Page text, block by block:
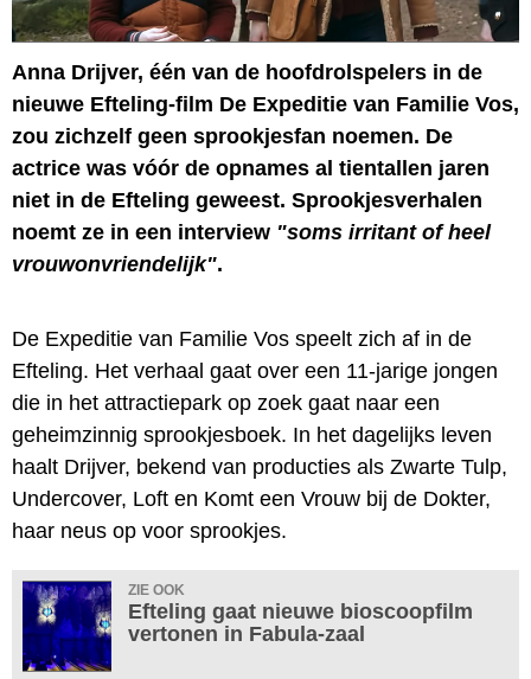
Anna Drijver, één van de hoofdrolspelers in de
nieuwe Efteling-film De Expeditie van Familie Vos,
zou zichzelf geen sprookjesfan noemen. De
actrice was vóór de opnames al tientallen jaren
niet in de Efteling geweest. Sprookjesverhalen
noemt ze in een interview "soms irritant of heel
vrouwonvriendelijk".
De Expeditie van Familie Vos speelt zich af in de
Efteling. Het verhaal gaat over een 11-jarige jongen
die in het attractiepark op zoek gaat naar een
geheimzinnig sprookjesboek. In het dagelijks leven
haalt Drijver, bekend van producties als Zwarte Tulp,
Undercover, Loft en Komt een Vrouw bij de Dokter,
haar neus op voor sprookjes.
ZIE OOK
Efteling gaat nieuwe bioscoopfilm
vertonen in Fabula-zaal